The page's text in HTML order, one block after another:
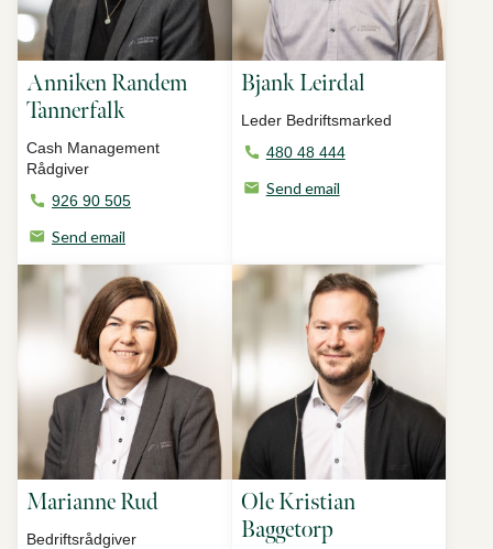
Anniken Randem
Tannerfalk
Cash Management
Rådgiver
926 90 505
Send email
Bjank Leirdal
Leder Bedriftsmarked
480 48 444
Send email
Marianne Rud
Bedriftsrådgiver
Ole Kristian
Baggetorp